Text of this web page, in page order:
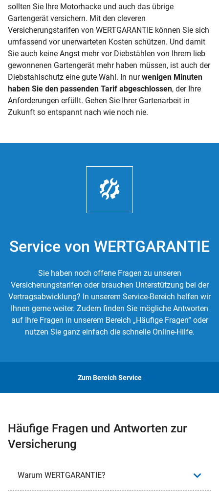
sollten Sie Ihre Motorhacke und auch das übrige
Gartengerät versichern. Mit den cleveren
Versicherungstarifen von WERTGARANTIE können Sie sich
umfassend vor unerwarteten Kosten schützen. Und damit
Sie auch keine Angst mehr vor Diebstählen von Ihrem lieb
gewonnenen Gartengerät mehr haben müssen, ist auch der
Diebstahlschutz eine gute Wahl. In nurwenigen Minuten
haben Sie den passenden Tarif abgeschlossen, der Ihre
Anforderungen erfüllt. Gehen Sie Ihrer Gartenarbeit in
Zukunft so entspannt nach wie noch nie.
Service von WERTGARANTIE
Sie haben noch offene Fragen zu unseren
Versicherungstarifen oder brauchen Unterstützung bei der
Vertragsabwicklung? In unserem Service-Bereich helfen wir
Ihnen gerne weiter. Zudem finden Sie mögliche Antworten
auf Ihre Fragen in unserem Bereich „Häufige Fragen“ oder
nutzen Sie ganz einfach die schnelle Online-Hilfe.
Zum Bereich Service
Häufige Fragen und Antworten zur
Versicherung
Warum WERTGARANTIE?